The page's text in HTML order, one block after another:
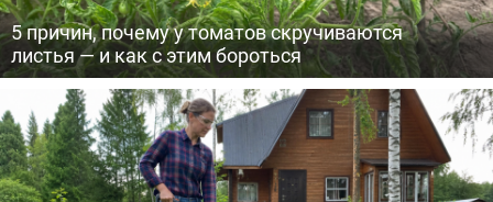
5 причин, почему у томатов скручиваются
листья — и как с этим бороться